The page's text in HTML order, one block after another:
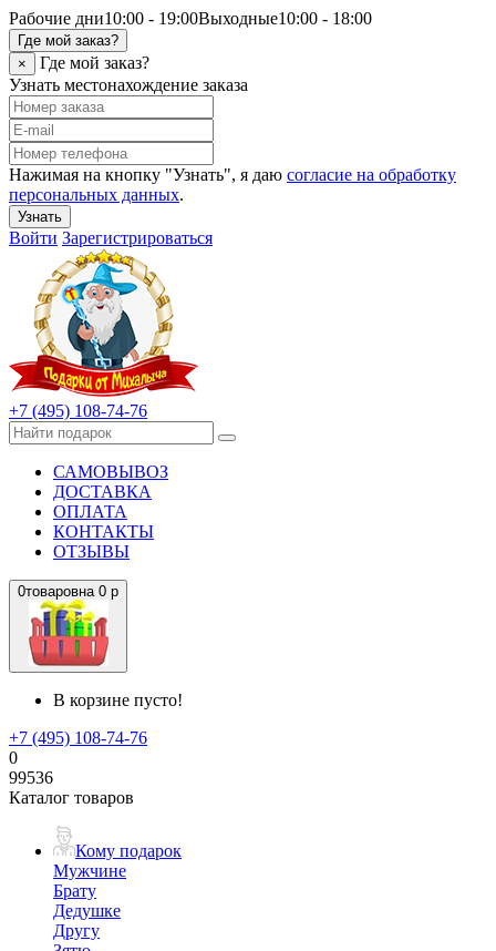
Рабочие дни10:00 - 19:00Выходные10:00 - 18:00
Где мой заказ?
×
Где мой заказ?
Узнать местонахождение заказа
Нажимая на кнопку "Узнать", я даю согласие на обработку
персональных данных.
Узнать
Войти Зарегистрироваться
+7 (495) 108-74-76
САМОВЫВОЗ
ДОСТАВКА
ОПЛАТА
КОНТАКТЫ
ОТЗЫВЫ
0товаровна 0 р
В корзине пусто!
+7 (495) 108-74-76
0
99536
Каталог товаров
Кому подарок
Мужчине
Брату
Дедушке
Другу